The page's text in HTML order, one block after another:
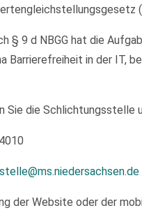
§ 9 d NBGG hat die
Barrierefreiheit in der IT,
Sie die Schlichtungsstelle
der Website oder der